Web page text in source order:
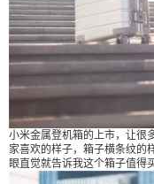
小米金属登机箱的上市，让很
家喜欢的样子，箱子横条纹的
眼直觉就告诉我这个箱子值得买
打牌几千元的价格
金属登机箱在设计
人满意，而且销售
一时间还真看不出
方面，小米已经达
推荐的一款金属登
收藏